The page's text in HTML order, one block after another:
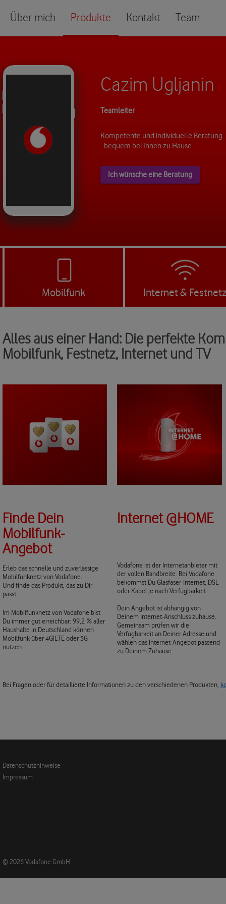
Über mich Produkte Kontakt Team
Cazim Ugljanin
Teamleiter
Kompetente und individuelle Beratung
- bequem bei Ihnen zu Hause
Ich wünsche eine Beratung
Mobilfunk Internet &
Alles aus einer Hand: Die perfekte
Mobilfunk, Festnetz, Internet und TV
Finde Dein
Mobilfunk-
Angebot
Erleb das schnelle und zuverlässige
Mobilfunknetz von Vodafone.
Und finde das Produkt, das zu Dir
passt.
Im Mobilfunknetz von Vodafone bist
Du immer gut erreichbar: 99,2 % aller
Haushalte in Deutschland können
Mobilfunk über 4G|LTE oder 5G
nutzen.
Internet @HOME
Vodafone ist der Internetanbieter mit
der vollen Bandbreite. Bei Vodafone
bekommst Du Glasfaser-Internet, DSL
oder Kabel je nach Verfügbarkeit.
Dein Angebot ist abhängig von
Deinem Internet-Anschluss zuhause.
Gemeinsam prüfen wir die
Verfügbarkeit an Deiner Adresse und
wählen das Internet-Angebot passend
zu Deinem Zuhause.
Bei Fragen oder für detaillierte Informationen zu den verschiedenen Produkten,
Datenschutzhinweise
Impressum
© 2026 Vodafone GmbH